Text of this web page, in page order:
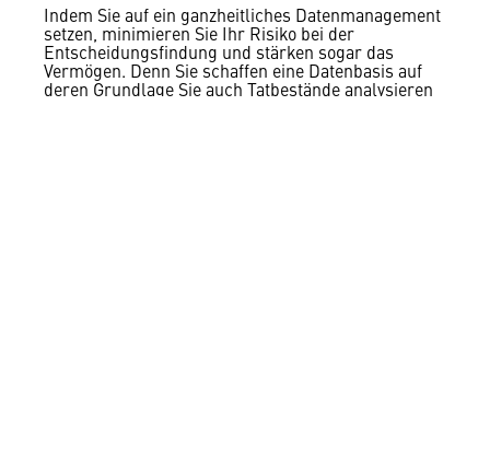
Indem Sie auf ein ganzheitliches Datenmanagement
setzen, minimieren Sie Ihr Risiko bei der
Entscheidungsfindung und stärken sogar das
Vermögen. Denn Sie schaffen eine Datenbasis auf
deren Grundlage Sie auch Tatbestände analysieren